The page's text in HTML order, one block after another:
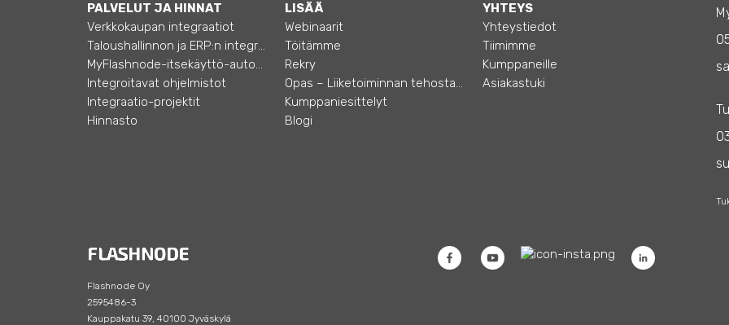
PALVELUT JA HINNAT
Verkkokaupan integraatiot
Taloushallinnon ja ERP:n integraatiot
MyFlashnode-itsekäyttö-automaatio
Integroitavat ohjelmistot
Integraatio-projektit
Hinnasto
LISÄÄ
Webinaarit
Töitämme
Rekry
Opas – Liiketoiminnan tehostamiseen
Kumppaniesittelyt
Blogi
YHTEYS
Yhteystiedot
Tiimimme
Kumppaneille
Asiakastuki
Flashnode Oy
2595486-3
Kauppakatu 39, 40100 Jyväskylä